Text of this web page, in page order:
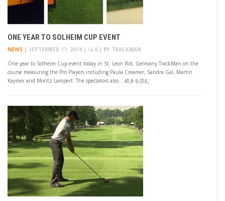
ONE YEAR TO SOLHEIM CUP EVENT
NEWS | SEPTEMBER 17, 2014 | 0 | BY TRACKMAN
One year to Solheim Cup event today in St. Leon Rot, Germany TrackMan on the
course measuring the Pro Players including Paula Creamer, Sandra Gal, Martin
Kaymer and Moritz Lampert. The spectators also… 続きを読む